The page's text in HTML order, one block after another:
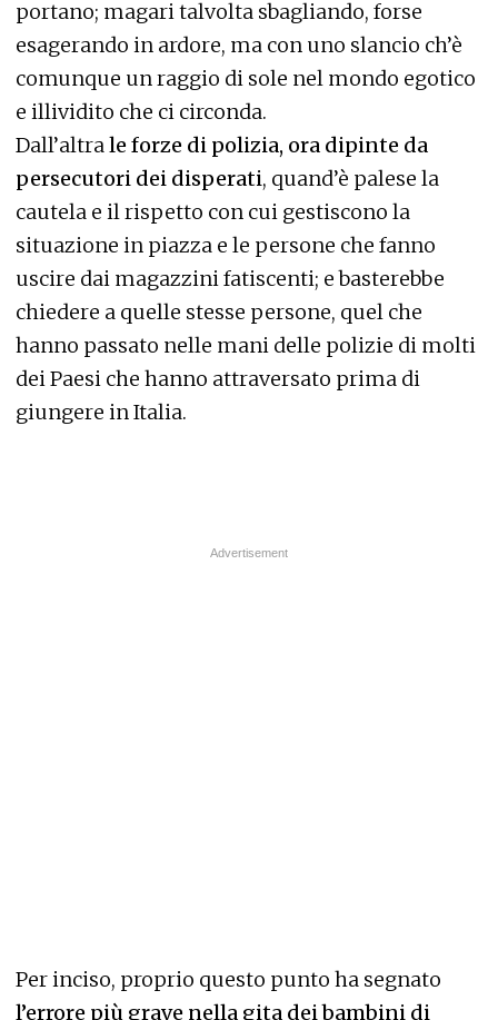
portano; magari talvolta sbagliando, forse
esagerando in ardore, ma con uno slancio ch’è
comunque un raggio di sole nel mondo egotico
e illividito che ci circonda.
Dall’altrale forze di polizia, ora dipinte da
persecutori dei disperati, quand’è palese la
cautela e il rispetto con cui gestiscono la
situazione in piazza e le persone che fanno
uscire dai magazzini fatiscenti; e basterebbe
chiedere a quelle stesse persone, quel che
hanno passato nelle mani delle polizie di molti
dei Paesi che hanno attraversato prima di
giungere in Italia.
Per inciso, proprio questo punto ha segnato
l’errore più grave nella gita dei bambini di